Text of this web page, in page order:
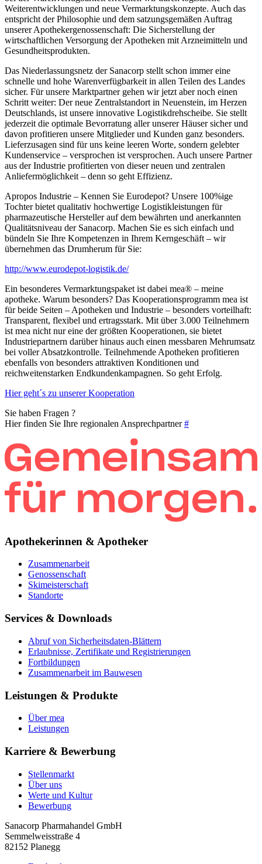
Weiterentwicklungen und neue Vermarktungskonzepte. Auch das
entspricht der Philosophie und dem satzungsgemäßen Auftrag
unserer Apothekergenossenschaft: Die Sicherstellung der
wirtschaftlichen Versorgung der Apotheken mit Arzneimitteln und
Gesundheitsprodukten.
Das Niederlassungsnetz der Sanacorp stellt schon immer eine
schnelle und hohe Warenverfügbarkeit in allen Teilen des Landes
sicher. Für unsere Marktpartner gehen wir jetzt aber noch einen
Schritt weiter: Der neue Zentralstandort in Neuenstein, im Herzen
Deutschlands, ist unsere innovative Logistikdrehscheibe. Sie stellt
jederzeit die optimale Bevorratung aller unserer Häuser sicher und
davon profitieren unsere Mitglieder und Kunden ganz besonders.
Lieferzusagen sind für uns keine leeren Worte, sondern gelebter
Kundenservice – versprochen ist versprochen. Auch unsere Partner
aus der Industrie profitierten von dieser neuen und zentralen
Anliefermöglichkeit – denn so geht Effizienz.
Apropos Industrie – Kennen Sie Eurodepot? Unsere 100%ige
Tochter bietet qualitativ hochwertige Logistikleistungen für
pharmazeutische Hersteller auf dem bewährten und anerkannten
Qualitätsniveau der Sanacorp. Machen Sie es sich einfach und
bündeln Sie Ihre Kompetenzen in Ihrem Kerngeschäft – wir
übernehmen das Drumherum für Sie:
http://www.eurodepot-logistik.de/
Ein besonderes Vermarktungspaket ist dabei mea® – meine
apotheke. Warum besonders? Das Kooperationsprogramm mea ist
für beide Seiten – Apotheken und Industrie – besonders vorteilhaft:
Transparent, flexibel und ertragsstark. Mit über 3.000 Teilnehmern
ist mea nicht nur eine der größten Kooperationen, sie bietet
Industriepartnern darüber hinaus auch einen messbaren Mehrumsatz
bei voller Absatzkontrolle. Teilnehmende Apotheken profitieren
ebenfalls von besonders attraktiven Konditionen und
reichweitenstarken Endkundenkampagnen. So geht Erfolg.
Hier geht´s zu unserer Kooperation
Sie haben Fragen ?
Hier finden Sie Ihre regionalen Ansprechpartner#
Apothekerinnen & Apotheker
Zusammenarbeit
Genossenschaft
Skimeisterschaft
Standorte
Services & Downloads
Abruf von Sicherheitsdaten-Blättern
Erlaubnisse, Zertifikate und Registrierungen
Fortbildungen
Zusammenarbeit im Bauwesen
Leistungen & Produkte
Über mea
Leistungen
Karriere & Bewerbung
Stellenmarkt
Über uns
Werte und Kultur
Bewerbung
Sanacorp Pharmahandel GmbH
Semmelweisstraße 4
82152 Planegg